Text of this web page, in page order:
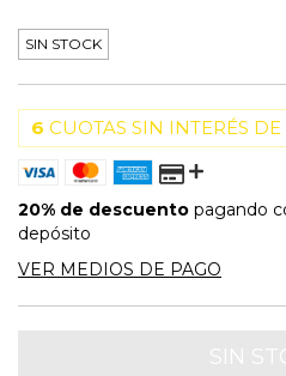
SIN STOCK
6 CUOTAS SIN INTERÉS DE
20% de descuento pagando
depósito
VER MEDIOS DE PAGO